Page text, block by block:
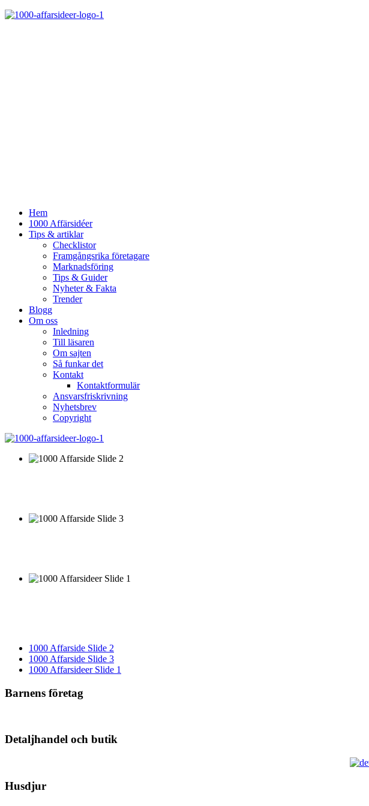
Hem
1000 Affärsidéer
Tips & artiklar
Checklistor
Framgångsrika företagare
Marknadsföring
Tips & Guider
Nyheter & Fakta
Trender
Blogg
Om oss
Inledning
Till läsaren
Om sajten
Så funkar det
Kontakt
Kontaktformulär
Ansvarsfriskrivning
Nyhetsbrev
Copyright
1000 Affarside Slide 2
1000 Affarside Slide 3
1000 Affarsideer Slide 1
Barnens företag
Detaljhandel och butik
Husdjur